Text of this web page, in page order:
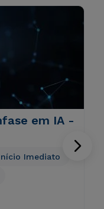
em IA -
Imediato